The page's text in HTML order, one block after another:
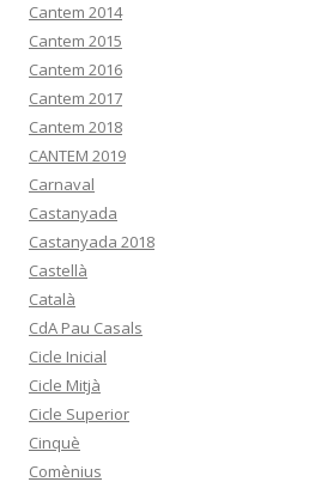
Cantem 2014
Cantem 2015
Cantem 2016
Cantem 2017
Cantem 2018
CANTEM 2019
Carnaval
Castanyada
Castanyada 2018
Castellà
Català
CdA Pau Casals
Cicle Inicial
Cicle Mitjà
Cicle Superior
Cinquè
Comènius